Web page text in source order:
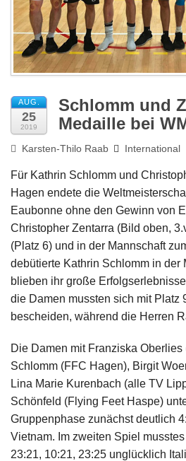
AUG.
25
2019
Schlomm und
Medaille bei
Karsten-Thilo Raab International
Für Kathrin Schlomm und
Hagen endete die
Eaubonne ohne den Gewinn von
Christopher Zentarra (Bild oben,
(Platz 6) und in der Mannschaft
debütierte Kathrin Schlomm in der
blieben ihr große
die Damen mussten sich mit Platz
bescheiden, während die Herren
Die Damen mit Franziska
Schlomm (FFC Hagen), Birgit
Lina Marie Kurenbach (alle TV
Schönfeld (Flying Feet Haspe)
Gruppenphase zunächst deutlich
Vietnam. Im zweiten Spiel
23:21, 10:21, 23:25 unglücklich